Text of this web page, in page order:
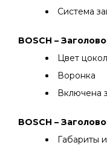
Система
BOSCH –
Цвет
Воронка
Включена
BOSCH –
Габариты